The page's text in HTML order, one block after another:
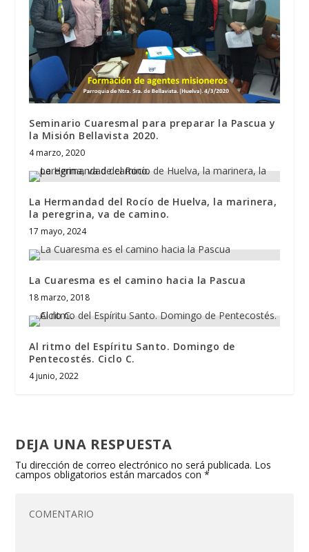
Seminario Cuaresmal para preparar la Pascua y
la Misión Bellavista 2020.
4 marzo, 2020
La Hermandad del Rocío de Huelva, la marinera,
la peregrina, va de camino.
17 mayo, 2024
La Cuaresma es el camino hacia la Pascua
18 marzo, 2018
Al ritmo del Espíritu Santo. Domingo de
Pentecostés. Ciclo C.
4 junio, 2022
DEJA UNA RESPUESTA
Tu dirección de correo electrónico no será publicada. Los
campos obligatorios están marcados con*